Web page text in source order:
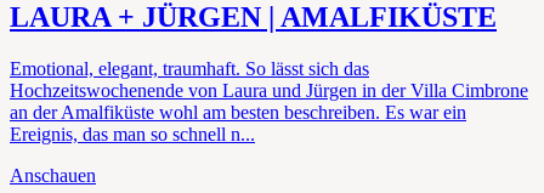
LAURA + JÜRGEN | AMALFIKÜSTE
Emotional, elegant, traumhaft. So lässt sich das
Hochzeitswochenende von Laura und Jürgen in der Villa Cimbrone
an der Amalfiküste wohl am besten beschreiben. Es war ein
Ereignis, das man so schnell n...
Anschauen